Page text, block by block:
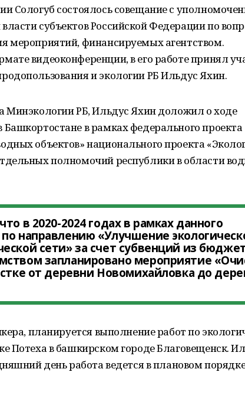
Сологуб состоялось совещание с
субъектов Российской Федерации по
мероприятий, финансируемых агентством.
видеоконференции, в его работе принял
и экологии РБ Ильдус Яхин.
Минэкологии РБ, Ильдус Яхин доложил о ходе
в рамках федерального проекта
объектов» национального проекта
полномочий республики в области
в 2020-2024 годах в рамках данного
направлению «Улучшение
сети» за счет субвенций из
запланировано мероприятие
от деревни Новомихайловка до
планируется выполнение работ по
Потеха в башкирском городе Благовещенск.
день работа ведется в плановом